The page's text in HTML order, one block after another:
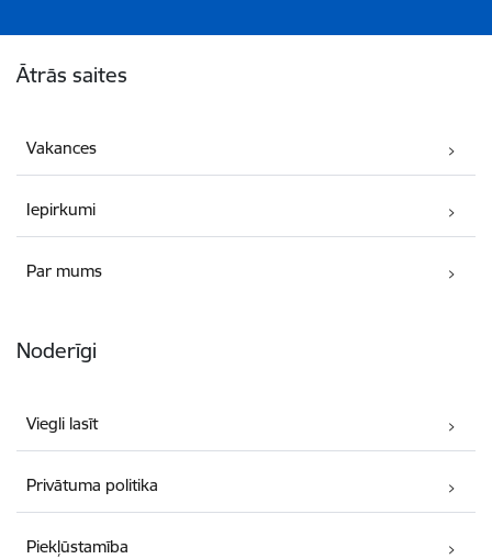
Ātrās saites
Vakances
Iepirkumi
Par mums
Noderīgi
Viegli lasīt
Privātuma politika
Piekļūstamība